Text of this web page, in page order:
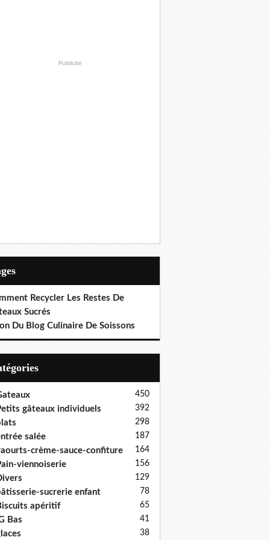
Publicité
Recycler Les Restes De
Sucrés
Du Blog Culinaire De Soissons
450
gâteaux individuels 392
298
salée 187
crème-sauce-confiture 164
viennoiserie 156
129
sucrerie enfant 78
apéritif 65
Bas 41
38